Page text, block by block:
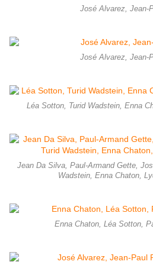
José Alvarez, Jean-
José Alvarez, Jean-
Léa Sotton, Turid Wadstein, Enna
Jean Da Silva, Paul-Armand Gette,
Wadstein, Enna Chaton,
Enna Chaton, Léa Sotton,